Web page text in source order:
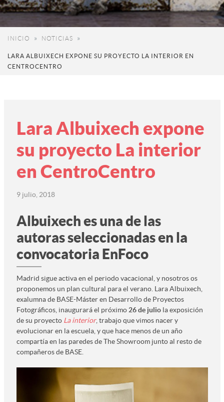
INICIO NOTICIAS
LARA ALBUIXECH EXPONE SU PROYECTO LA INTERIOR EN
CENTROCENTRO
Lara Albuixech expone
su proyecto La interior
en CentroCentro
9 julio, 2018
Albuixech es una de las
autoras seleccionadas en la
convocatoria EnFoco
Madrid sigue activa en el periodo vacacional, y nosotros os
proponemos un plan cultural para el verano. Lara Albuixech,
exalumna de BASE-Máster en Desarrollo de Proyectos
Fotográficos, inaugurará el próximo 26 de juliola exposición
de su proyecto La interior, trabajo que vimos nacer y
evolucionar en la escuela, y que hace menos de un año
compartía en las paredes de The Showroom junto al resto de
compañeros de BASE.